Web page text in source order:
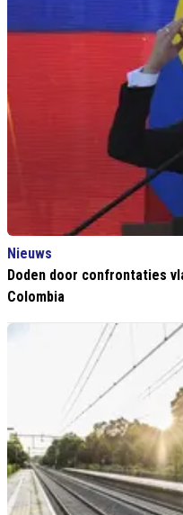
Nieuws
Doden door confrontaties
Colombia